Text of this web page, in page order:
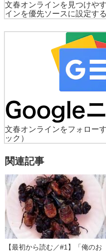
文春オンラインを見つけや
インを優先ソースに設定する
文春オンラインをフォロー
ック）
関連記事
【最初から読む／#1】「俺のお